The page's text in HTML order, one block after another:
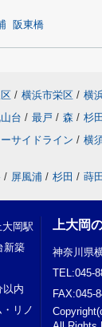
阪東橋
/ 横浜市栄区 / 横
台 / 最戸 / 森 / 杉田
サイドライン / 横
/ 屏風浦 / 杉田 / 蒔田
岡駅
新築
以内
リノ
上大岡
神奈川県
TEL:045-
FAX:045-